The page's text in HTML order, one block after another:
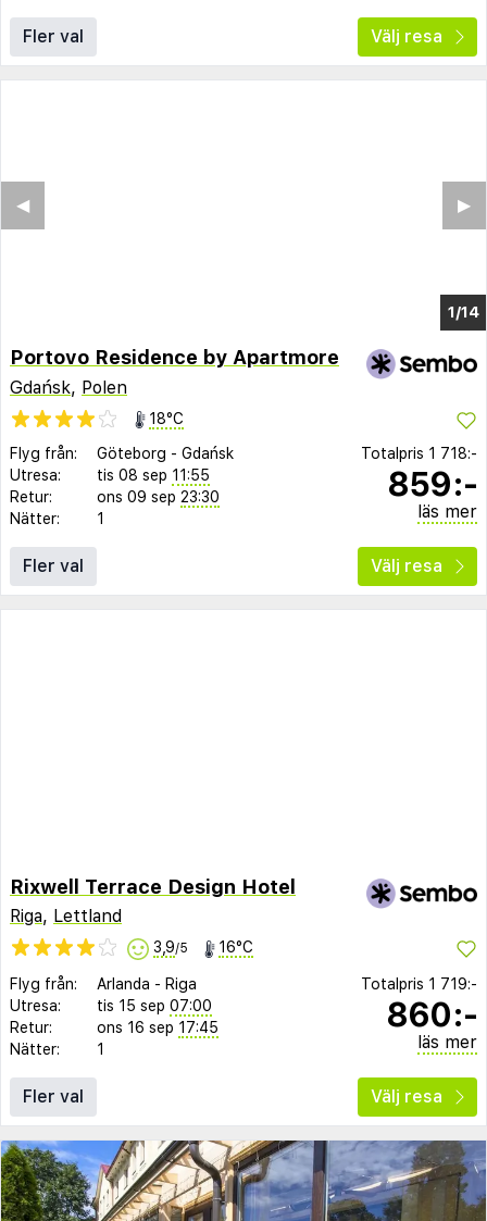
Fler val Välj resa
1/7
▶︎
◀︎
Portovo Residence by Apartmore
Gdańsk, Polen
18°C
Flyg från:
Göteborg - Gdańsk
Utresa:
tis 08 sep 11:55
Retur:
ons 09 sep 23:30
Nätter:
1
Totalpris 1 718:-
859:-
läs mer
Fler val Välj resa
Rixwell Terrace Design Hotel
Riga, Lettland
3,9/5 16°C
Flyg från: Arlanda - Riga
Utresa:
tis 15 sep 07:00
Retur:
ons 16 sep 17:45
Nätter:
1
Totalpris 1 719:-
860:-
läs mer
Fler val Välj resa